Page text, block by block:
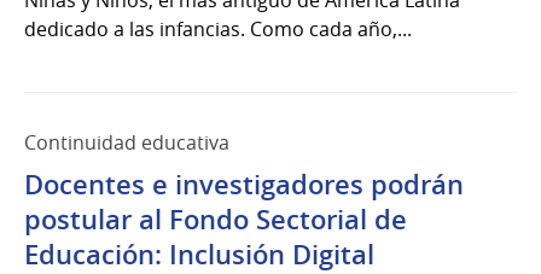
dedicado a las infancias. Como cada año,...
Continuidad educativa
Docentes e investigadores podrán
postular al Fondo Sectorial de
Educación: Inclusión Digital